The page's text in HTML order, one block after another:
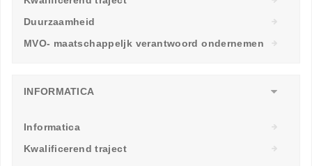
Duurzaamheid
MVO- maatschappeljk verantwoord ondernemen
INFORMATICA
Informatica
Kwalificerend traject